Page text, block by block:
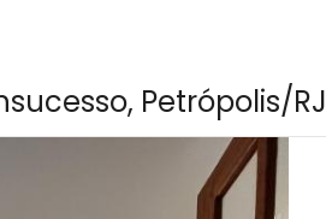
Petrópolis/RJ